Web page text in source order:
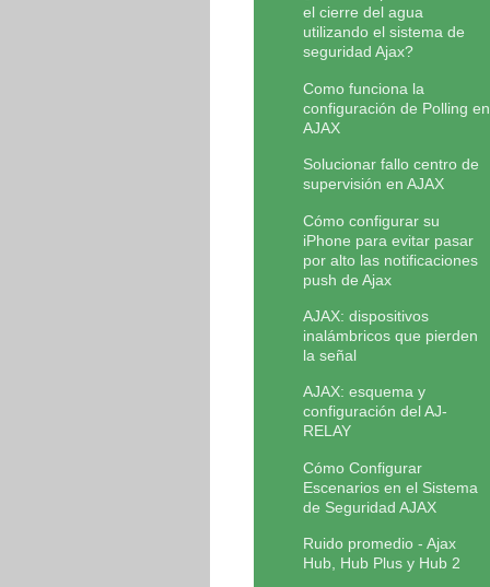
el cierre del agua
utilizando el sistema de
seguridad Ajax?
Como funciona la
configuración de Polling en
AJAX
Solucionar fallo centro de
supervisión en AJAX
Cómo configurar su
iPhone para evitar pasar
por alto las notificaciones
push de Ajax
AJAX: dispositivos
inalámbricos que pierden
la señal
AJAX: esquema y
configuración del AJ-
RELAY
Cómo Configurar
Escenarios en el Sistema
de Seguridad AJAX
Ruido promedio - Ajax
Hub, Hub Plus y Hub 2